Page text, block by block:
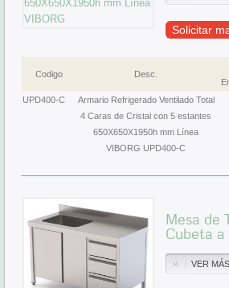
Solicitar
Codigo Desc.
UPD400-C
Armario Refrigerado Ventilado Total
4 Caras de Cristal con 5 estantes
650X650X1950h mm Línea
VIBORG UPD400-C
Mesa de
Cubeta
VER